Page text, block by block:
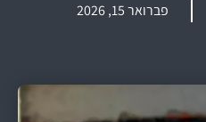
פברואר 15, 2026